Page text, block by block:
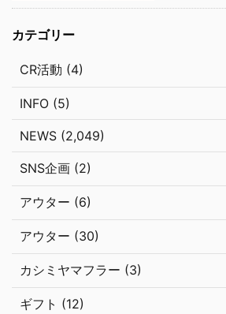
カテゴリー
CR活動 (4)
INFO (5)
NEWS (2,049)
SNS企画 (2)
アウター (6)
アウター (30)
カシミヤマフラー (3)
ギフト (12)